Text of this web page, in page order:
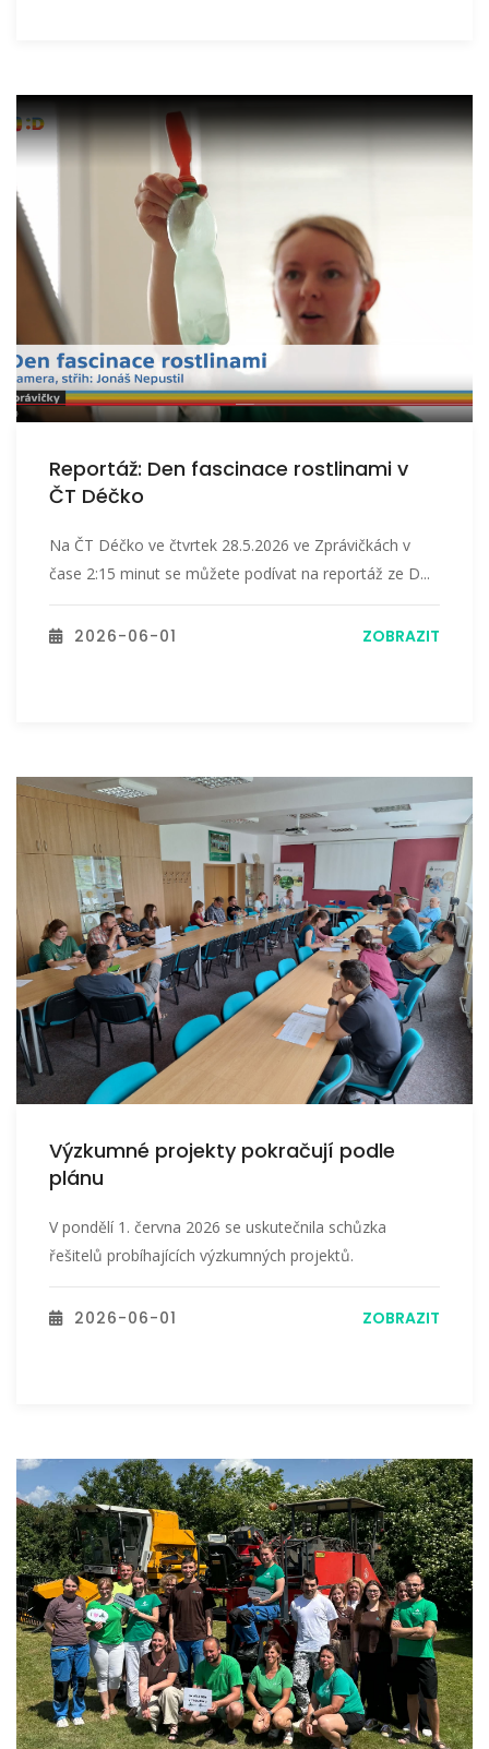
Reportáž: Den fascinace rostlinami v
ČT Déčko
Na ČT Déčko ve čtvrtek 28.5.2026 ve Zprávičkách v
čase 2:15 minut se můžete podívat na reportáž ze D...
2026-06-01 ZOBRAZIT
Výzkumné projekty pokračují podle
plánu
V pondělí 1. června 2026 se uskutečnila schůzka
řešitelů probíhajících výzkumných projektů.
2026-06-01 ZOBRAZIT